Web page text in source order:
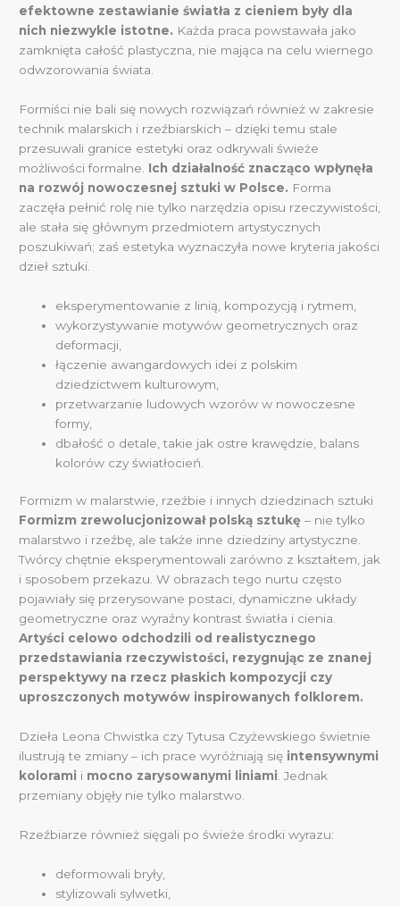
efektowne zestawianie światła z cieniem były dla
nich niezwykle istotne. Każda praca powstawała jako
zamknięta całość plastyczna, nie mająca na celu wiernego
odwzorowania świata.
Formiści nie bali się nowych rozwiązań również w zakresie
technik malarskich i rzeźbiarskich – dzięki temu stale
przesuwali granice estetyki oraz odkrywali świeże
możliwości formalne. Ich działalność znacząco wpłynęła
na rozwój nowoczesnej sztuki w Polsce. Forma
zaczęła pełnić rolę nie tylko narzędzia opisu rzeczywistości,
ale stała się głównym przedmiotem artystycznych
poszukiwań; zaś estetyka wyznaczyła nowe kryteria jakości
dzieł sztuki.
eksperymentowanie z linią, kompozycją i rytmem,
wykorzystywanie motywów geometrycznych oraz
deformacji,
łączenie awangardowych idei z polskim
dziedzictwem kulturowym,
przetwarzanie ludowych wzorów w nowoczesne
formy,
dbałość o detale, takie jak ostre krawędzie, balans
kolorów czy światłocień.
Formizm w malarstwie, rzeźbie i innych dziedzinach sztuki
Formizm zrewolucjonizował polską sztukę – nie tylko
malarstwo i rzeźbę, ale także inne dziedziny artystyczne.
Twórcy chętnie eksperymentowali zarówno z kształtem, jak
i sposobem przekazu. W obrazach tego nurtu często
pojawiały się przerysowane postaci, dynamiczne układy
geometryczne oraz wyraźny kontrast światła i cienia.
Artyści celowo odchodzili od realistycznego
przedstawiania rzeczywistości, rezygnując ze znanej
perspektywy na rzecz płaskich kompozycji czy
uproszczonych motywów inspirowanych folklorem.
Dzieła Leona Chwistka czy Tytusa Czyżewskiego świetnie
ilustrują te zmiany – ich prace wyróżniają się intensywnymi
kolorami i mocno zarysowanymi liniami. Jednak
przemiany objęły nie tylko malarstwo.
Rzeźbiarze również sięgali po świeże środki wyrazu:
deformowali bryły,
stylizowali sylwetki,